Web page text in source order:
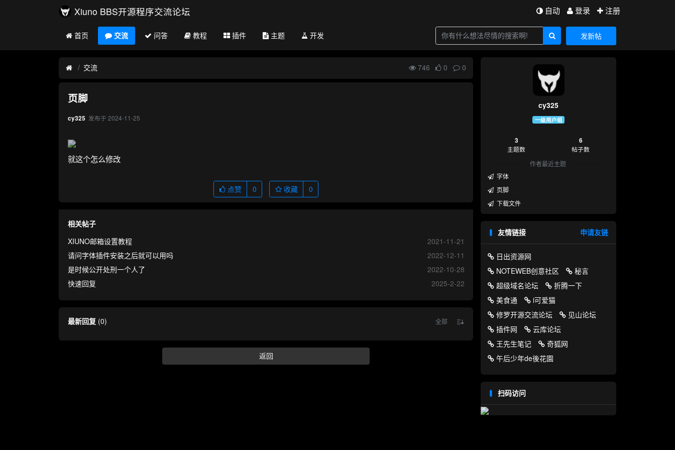
Xiuno BBS开源程序交流论坛 自动 登录 注册
首页 交流 问答 教程 插件 主题 开发 发新帖
交流 746 0 0
页脚
cy325 发布于 2024-11-25
就这个怎么修改
点赞 0 收藏 0
相关帖子
XIUNO邮箱设置教程
2021-11-21
请问字体插件安装之后就可以用吗
2022-12-11
是时候公开处刑一个人了
2022-10-28
快速回复
2025-2-22
最新回复(0) 全部
返回
cy325
一级用户组
3
主题数
6
帖子数
作者最近主题
字体
页脚
下载文件
友情链接 申请友链
日出资源网
NOTEWEB创意社区
秘言
超级域名论坛
折腾一下
美食通
i可爱猫
修罗开源交流论坛
见山论坛
插件网
云库论坛
王先生笔记
奇狐网
午后少年de後花園
扫码访问